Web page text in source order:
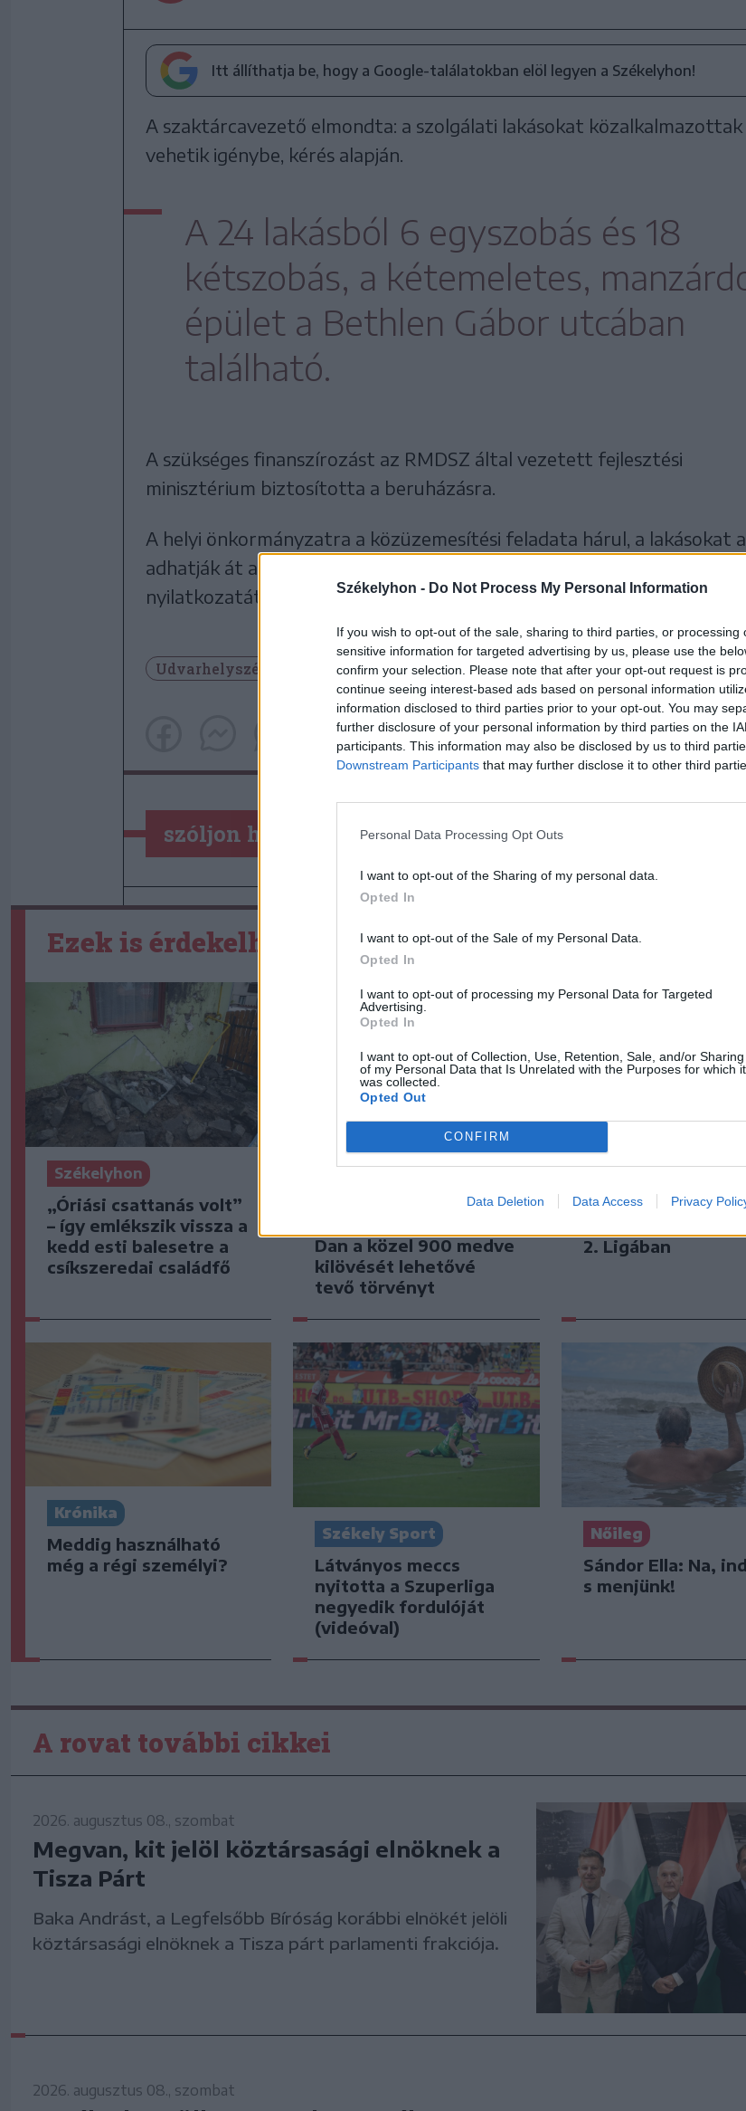
Székelyhon - Do Not Process My Personal Information
If you wish to opt-out of the sale, sharing to third parties, or processing
sensitive information for targeted advertising by us, please use the
confirm your selection. Please note that after your opt-out request is
continue seeing interest-based ads based on personal information
information disclosed to third parties prior to your opt-out. You may
further disclosure of your personal information by third parties on the
participants. This information may also be disclosed by us to third
Downstream Participants that may further disclose it to other third
Personal Data Processing Opt Outs
I want to opt-out of the Sharing of my personal data.
Opted In
I want to opt-out of the Sale of my Personal Data.
Opted In
I want to opt-out of processing my Personal Data for Targeted
Advertising.
Opted In
I want to opt-out of Collection, Use, Retention, Sale, and/or Sharing
of my Personal Data that Is Unrelated with the Purposes for which it
was collected.
Opted Out
CONFIRM
Data Deletion Data Access Privacy
Itt állíthatja be, hogy a Google-találatokban elöl legyen a Székelyhon!
A szaktárcavezető elmondta: a szolgálati lakásokat közalkalmazottak
vehetik igénybe, kérés alapján.
A 24 lakásból 6 egyszobás és 18
kétszobás, a kétemeletes,
épület a Bethlen Gábor utcában
található.
A szükséges finanszírozást az RMDSZ által vezetett fejlesztési
minisztérium biztosította a beruházásra.
A helyi önkormányzatra a közüzemesítési feladata hárul, a lakásokat
adhatják át a lakóknak, ha ezt a feladatot az önkormányzat ellátja –
nyilatkozatát Cseke Attila.
Udvarhelyszék Székelyudvarhely
szóljon hozzá!
Ezek is érdekelhetik
Székelyhon
„Óriási csattanás volt”
– így emlékszik vissza a
kedd esti balesetre a
csíkszeredai családfő
Székelyhon
Dan a közel 900 medve
kilövését lehetővé
tevő törvényt
Székely Sport
Egyetlen
2. Ligában
Krónika
Meddig használható
még a régi személyi?
Székely Sport
Látványos meccs
nyitotta a Szuperliga
negyedik fordulóját
(videóval)
Nőileg
Sándor Ella: Na,
s menjünk!
A rovat további cikkei
2026. augusztus 08., szombat
Megvan, kit jelöl köztársasági elnöknek a
Tisza Párt
Baka Andrást, a Legfelsőbb Bíróság korábbi elnökét jelöli
köztársasági elnöknek a Tisza párt parlamenti frakciója.
2026. augusztus 08., szombat